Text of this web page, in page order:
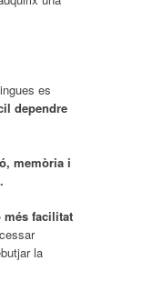
es
dependre
memòria i
més facilitat
la